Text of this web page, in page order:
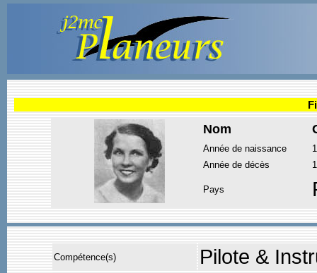
Nom
Année de naissance
Année de décès
Pays
Compétence(s) Pilote &